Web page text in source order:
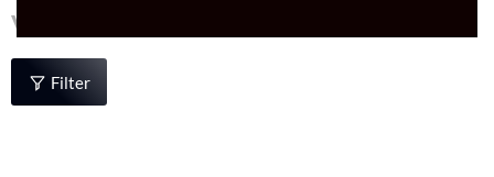
Watertanks
Filter